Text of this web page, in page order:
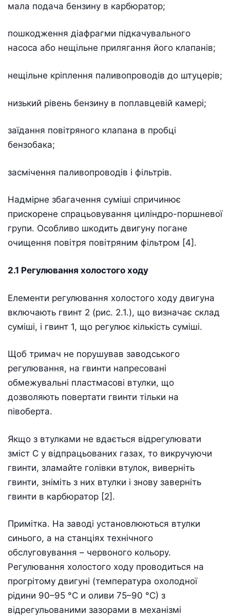
мала подача бензину в карбюратор;
пошкодження діафрагми підкачувального
насоса або нещільне прилягання його клапанів;
нещільне кріплення паливопроводів до штуцерів;
низький рівень бензину в поплавцевій камері;
заїдання повітряного клапана в пробці
бензобака;
засмічення паливопроводів і фільтрів.
Надмірне збагачення суміші спричинює
прискорене спрацьовування циліндро-поршневої
групи. Особливо шкодить двигуну погане
очищення повітря повітряним фільтром [4].
2.1 Регулювання холостого ходу
Елементи регулювання холостого ходу двигуна
включають гвинт 2 (рис. 2.1.), що визначає склад
суміші, і гвинт 1, що регулює кількість суміші.
Щоб тримач не порушував заводського
регулювання, на гвинти напресовані
обмежувальні пластмасові втулки, що
дозволяють повертати гвинти тільки на
півоберта.
Якщо з втулками не вдається відрегулювати
зміст С у відпрацьованих газах, то викручуючи
гвинти, зламайте голівки втулок, виверніть
гвинти, зніміть з них втулки і знову заверніть
гвинти в карбюратор [2].
Примітка. На заводі установлюються втулки
синього, а на станціях технічного
обслуговування – червоного кольору.
Регулювання холостого ходу проводиться на
прогрітому двигуні (температура охолодної
рідини 90–95 °С и оливи 75–90 °С) з
відрегульованими зазорами в механізмі